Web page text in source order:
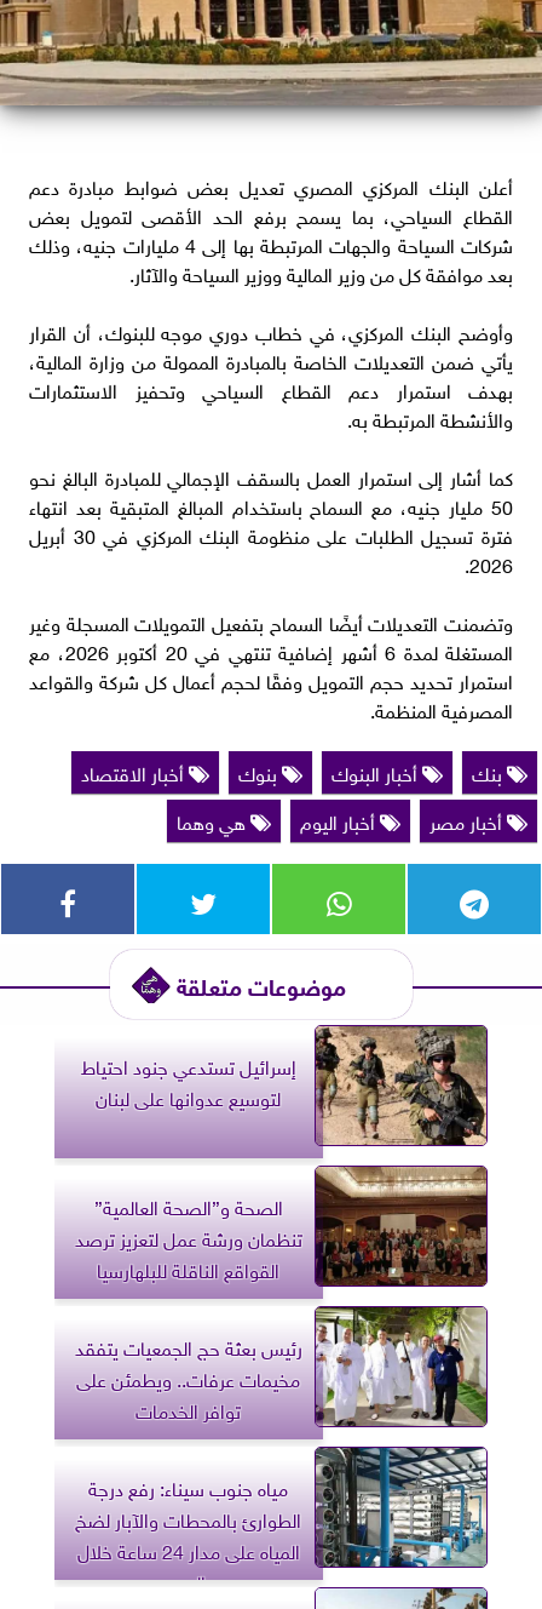
أعلن البنك المركزي المصري تعديل بعض ضوابط مبادرة دعم
القطاع السياحي، بما يسمح برفع الحد الأقصى لتمويل بعض
شركات السياحة والجهات المرتبطة بها إلى 4 مليارات جنيه، وذلك
بعد موافقة كل من وزير المالية ووزير السياحة والآثار.
وأوضح البنك المركزي، في خطاب دوري موجه للبنوك، أن القرار
يأتي ضمن التعديلات الخاصة بالمبادرة الممولة من وزارة المالية،
بهدف استمرار دعم القطاع السياحي وتحفيز الاستثمارات
والأنشطة المرتبطة به.
كما أشار إلى استمرار العمل بالسقف الإجمالي للمبادرة البالغ نحو
50 مليار جنيه، مع السماح باستخدام المبالغ المتبقية بعد انتهاء
فترة تسجيل الطلبات على منظومة البنك المركزي في 30 أبريل
2026.
وتضمنت التعديلات أيضًا السماح بتفعيل التمويلات المسجلة وغير
المستغلة لمدة 6 أشهر إضافية تنتهي في 20 أكتوبر 2026، مع
استمرار تحديد حجم التمويل وفقًا لحجم أعمال كل شركة والقواعد
المصرفية المنظمة.
بنك
أخبار البنوك بنوك
أخبار الاقتصاد
أخبار مصر
أخبار اليوم هي وهما
موضوعات متعلقة
إسرائيل تستدعي جنود احتياط
لتوسيع عدوانها على لبنان
الصحة و”الصحة العالمية”
تنظمان ورشة عمل لتعزيز ترصد
القواقع الناقلة للبلهارسيا
رئيس بعثة حج الجمعيات يتفقد
مخيمات عرفات.. ويطمئن على
توافر الخدمات
مياه جنوب سيناء: رفع درجة
الطوارئ بالمحطات والآبار لضخ
المياه على مدار 24 ساعة خلال
العيد